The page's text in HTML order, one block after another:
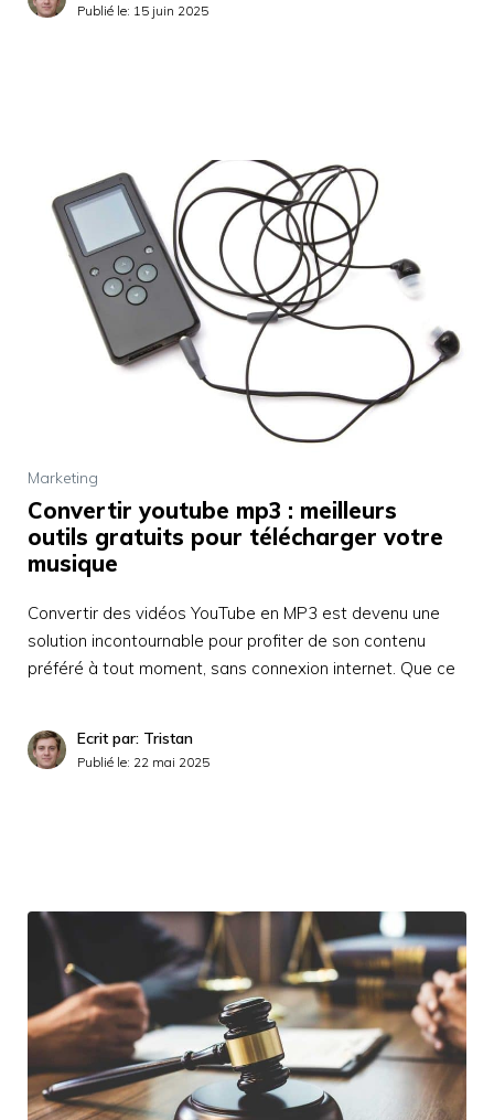
Publié le: 15 juin 2025
Marketing
Convertir youtube mp3 : meilleurs
outils gratuits pour télécharger votre
musique
Convertir des vidéos YouTube en MP3 est devenu une
solution incontournable pour profiter de son contenu
préféré à tout moment, sans connexion internet. Que ce
Ecrit par: Tristan
Publié le: 22 mai 2025